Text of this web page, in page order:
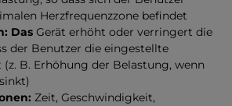
Herzfrequenzzone befindet
DasGerät erhöht oder verringert die
der Benutzer die eingestellte
B. Erhöhung der Belastung, wenn
Zeit, Geschwindigkeit,